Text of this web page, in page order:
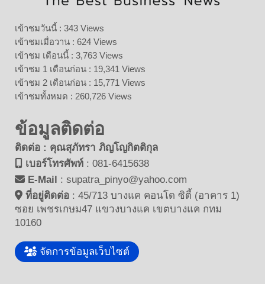
เข้าชมวันนี้ : 343 Views
เข้าชมเมื่อวาน : 624 Views
เข้าชม เดือนนี้ : 3,763 Views
เข้าชม 1 เดือนก่อน : 19,341 Views
เข้าชม 2 เดือนก่อน : 15,771 Views
เข้าชมทั้งหมด : 260,726 Views
ข้อมูลติดต่อ
ติดต่อ : คุณสุภัทรา ภิญโญกิตติกุล
เบอร์โทรศัพท์ : 081-6415638
E-Mail : supatra_pinyo@yahoo.com
ที่อยู่ติดต่อ : 45/713 บางแค คอนโด ซิตี้ (อาคาร 1)
ซอย เพชรเกษม47 แขวงบางแค เขตบางแค กทม
10160
จัดการข้อมูลเว็บไซต์